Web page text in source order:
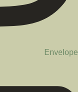
Envelope